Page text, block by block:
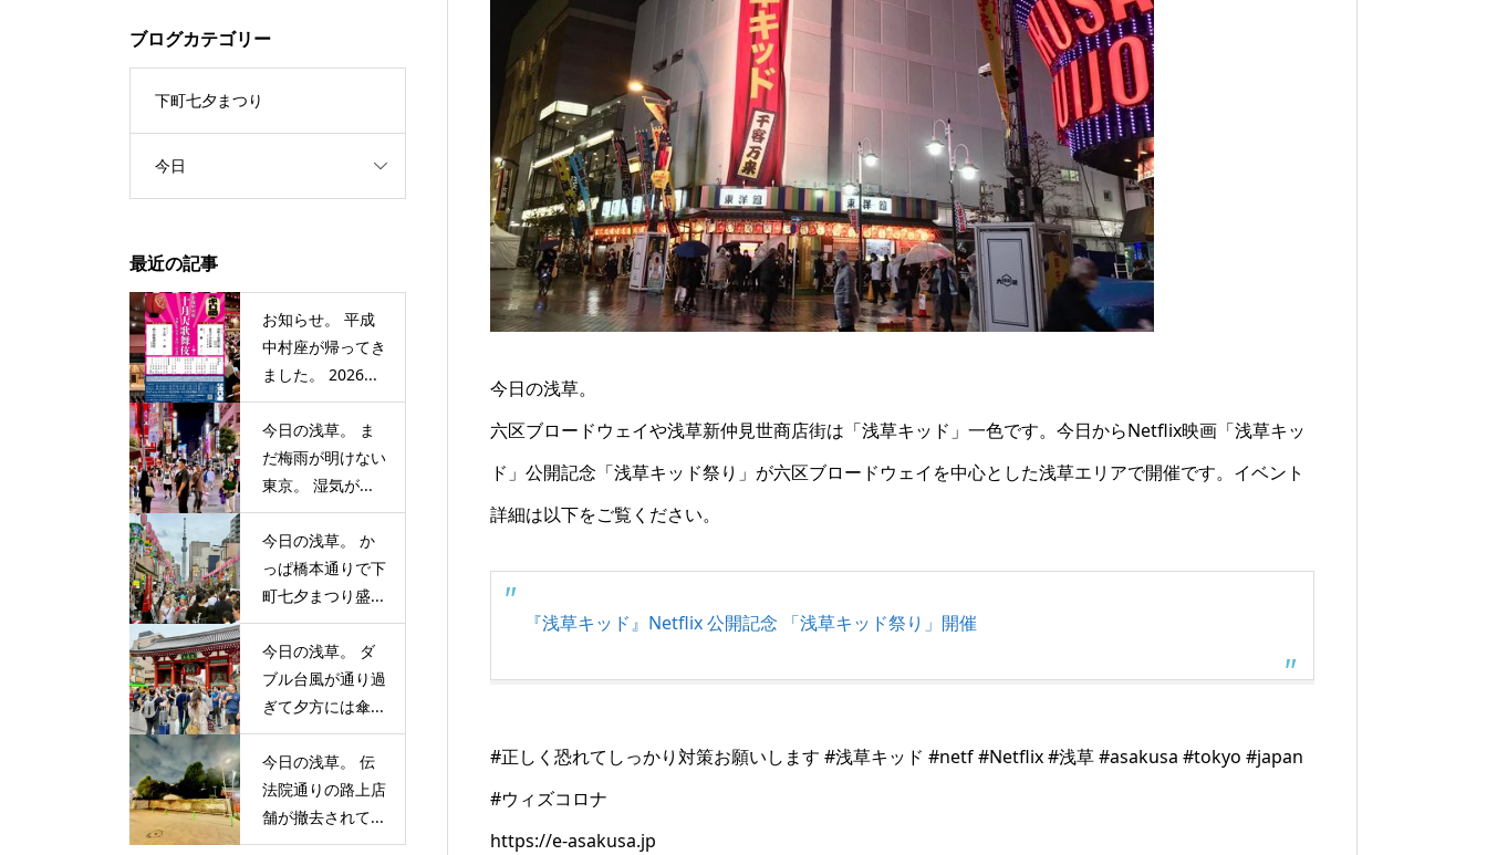
今日の浅草。
六区ブロードウェイや浅草新仲見世商店街は「浅草キッド」一色です。今日からNetflix映画「浅草キッ
ド」公開記念「浅草キッド祭り」が六区ブロードウェイを中心とした浅草エリアで開催です。イベント
詳細は以下をご覧ください。
『浅草キッド』Netflix 公開記念 「浅草キッド祭り」開催
#正しく恐れてしっかり対策お願いします #浅草キッド #netf #Netflix #浅草 #asakusa #tokyo #japan
#ウィズコロナ
https://e-asakusa.jp
ブログカテゴリー
下町七夕まつり
今日
最近の記事
お知らせ。 平成
中村座が帰ってき
ました。 2026...
今日の浅草。 ま
だ梅雨が明けない
東京。 湿気が...
今日の浅草。 か
っぱ橋本通りで下
町七夕まつり盛...
今日の浅草。 ダ
ブル台風が通り過
ぎて夕方には傘...
今日の浅草。 伝
法院通りの路上店
舗が撤去されて...